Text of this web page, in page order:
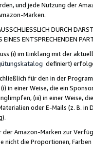
und jede Nutzung der
Marken.
DURCH
ENTSPRECHENDEN
(i) im Einklang mit der
definiert)
für den in der
in einer Weise, die ein
(iii) in einer Weise,
oder E-Mails (z. B. in
der Amazon-Marken zur
nicht die Proportionen,